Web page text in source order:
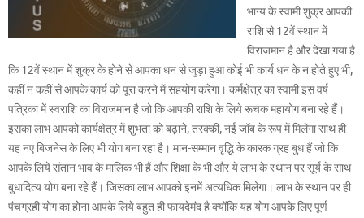
भाग्य के स्वामी शुक्र आपकी
राशि से 12वें स्थान में
विराजमान है और देखा गया है
कि 12वें स्थान में शुक्र के होने से आपका धन से जुड़ा हुआ कोई भी कार्य धन के न होते हुए भी,
कहीं न कहीं से आपके कार्य को पूरा करने में सहयोग करेगा। कर्मक्षेत्र का स्वामी इस वर्ष
पत्रिका में स्वराशि का विराजमान है जो कि आपकी राशि के लिये रूचक महायोग बना रहे हैं।
इसका लाभ आपको कार्यक्षेत्र में शुभता को बढ़ाने, तरक्की, नई जॉब के रूप में मिलेगा साथ ही
यह नए बिजनेस के लिए भी योग बना रहा है। मान-सम्मान वृद्धि के कारक ग्रह बुध हैं जो कि
आपके लिये संतान भाव के मालिक भी हैं और शिक्षा के भी और ये लाभ के स्थान पर सूर्य के साथ
बुधादित्य योग बना रहे हैं। जिसका लाभ आपको इनमें अत्यधिक मिलेगा। लाभ के स्थान पर ही
पंचग्रही योग का होना आपके लिये बहुत ही फायदेमंद है क्योंकि यह योग आपके लिए पूर्ण